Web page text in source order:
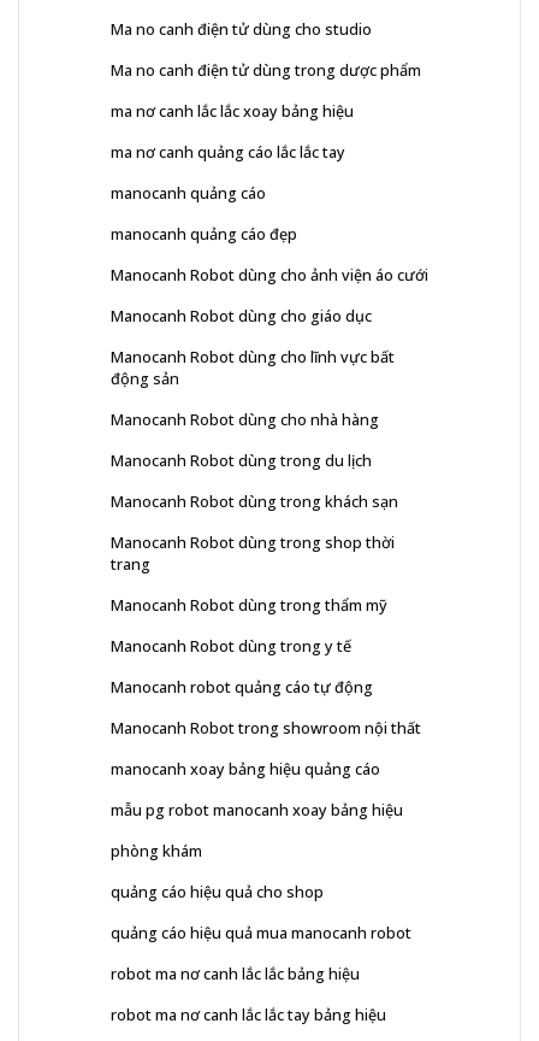
Ma no canh điện tử dùng cho studio
Ma no canh điện tử dùng trong dược phẩm
ma nơ canh lắc lắc xoay bảng hiệu
ma nơ canh quảng cáo lắc lắc tay
manocanh quảng cáo
manocanh quảng cáo đẹp
Manocanh Robot dùng cho ảnh viện áo cưới
Manocanh Robot dùng cho giáo dục
Manocanh Robot dùng cho lĩnh vực bất
động sản
Manocanh Robot dùng cho nhà hàng
Manocanh Robot dùng trong du lịch
Manocanh Robot dùng trong khách sạn
Manocanh Robot dùng trong shop thời
trang
Manocanh Robot dùng trong thẩm mỹ
Manocanh Robot dùng trong y tế
Manocanh robot quảng cáo tự động
Manocanh Robot trong showroom nội thất
manocanh xoay bảng hiệu quảng cáo
mẫu pg robot manocanh xoay bảng hiệu
phòng khám
quảng cáo hiệu quả cho shop
quảng cáo hiệu quả mua manocanh robot
robot ma nơ canh lắc lắc bảng hiệu
robot ma nơ canh lắc lắc tay bảng hiệu